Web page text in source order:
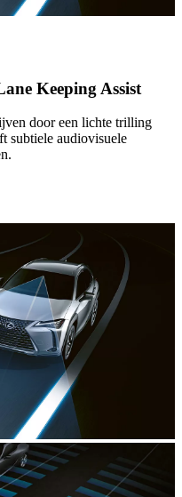
Keeping Assist
door een lichte trilling
subtiele audiovisuele